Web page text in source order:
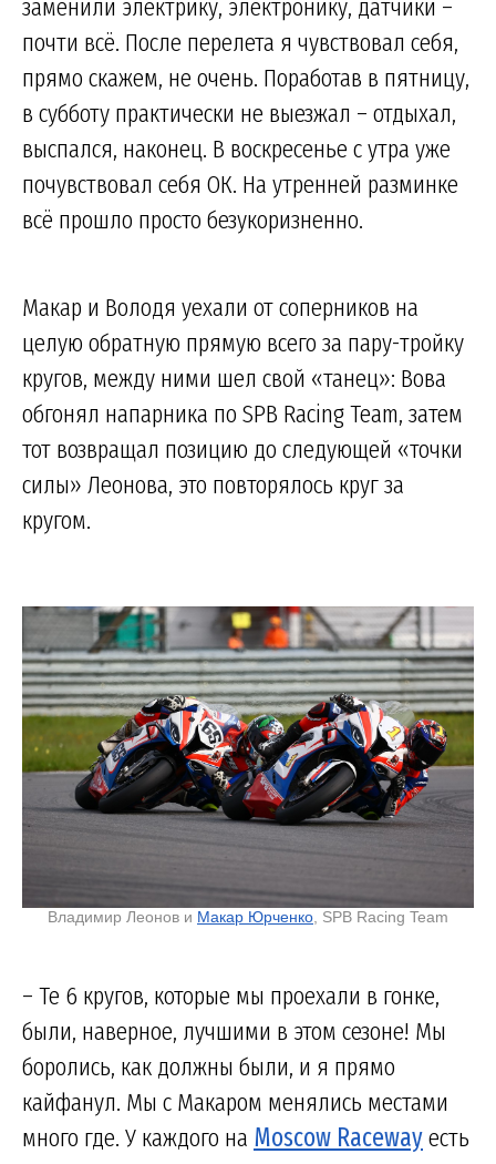
заменили электрику, электронику, датчики –
почти всё. После перелета я чувствовал себя,
прямо скажем, не очень. Поработав в пятницу,
в субботу практически не выезжал – отдыхал,
выспался, наконец. В воскресенье с утра уже
почувствовал себя ОК. На утренней разминке
всё прошло просто безукоризненно.
Макар и Володя уехали от соперников на
целую обратную прямую всего за пару-тройку
кругов, между ними шел свой «танец»: Вова
обгонял напарника по SPB Racing Team, затем
тот возвращал позицию до следующей «точки
силы» Леонова, это повторялось круг за
кругом.
Владимир Леонов и Макар Юрченко , SPB Racing Team
– Те 6 кругов, которые мы проехали в гонке,
были, наверное, лучшими в этом сезоне! Мы
боролись, как должны были, и я прямо
кайфанул. Мы с Макаром менялись местами
много где. У каждого на Moscow Racewayесть